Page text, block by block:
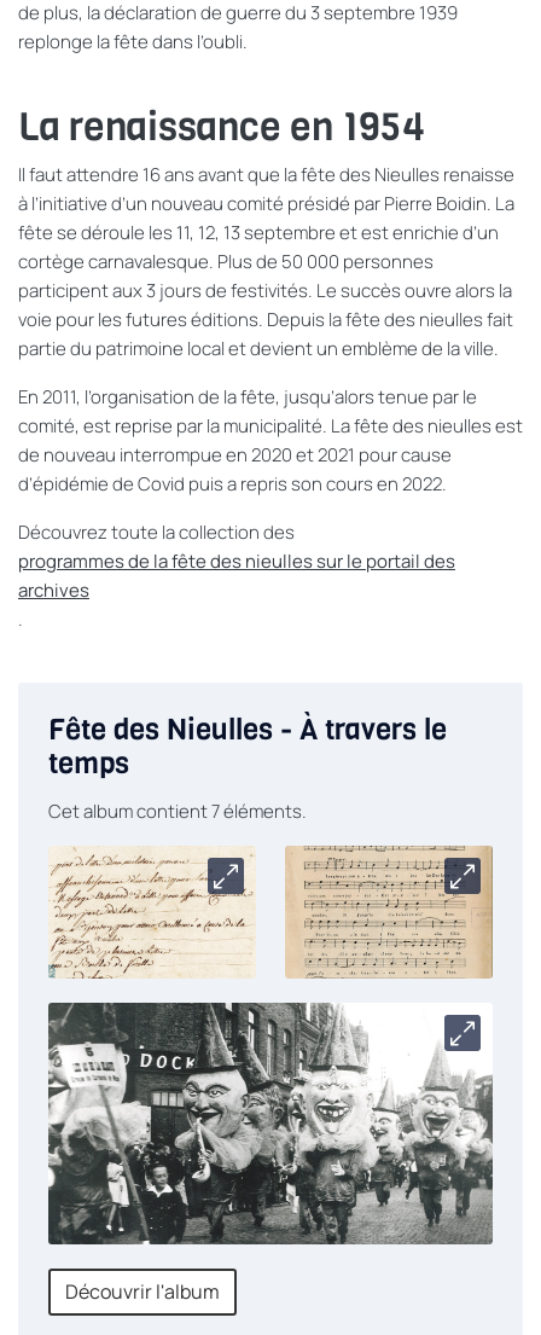
de plus, la déclaration de guerre du 3 septembre 1939
replonge la fête dans l’oubli.
La renaissance en 1954
Il faut attendre 16 ans avant que la fête des Nieulles renaisse
à l’initiative d’un nouveau comité présidé par Pierre Boidin. La
fête se déroule les 11, 12, 13 septembre et est enrichie d’un
cortège carnavalesque. Plus de 50 000 personnes
participent aux 3 jours de festivités. Le succès ouvre alors la
voie pour les futures éditions. Depuis la fête des nieulles fait
partie du patrimoine local et devient un emblème de la ville.
En 2011, l’organisation de la fête, jusqu’alors tenue par le
comité, est reprise par la municipalité. La fête des nieulles est
de nouveau interrompue en 2020 et 2021 pour cause
d’épidémie de Covid puis a repris son cours en 2022.
Découvrez toute la collection des
programmes de la fête des nieulles sur le portail des
archives
.
Fête des Nieulles - À travers le
temps
Cet album contient 7 éléments.
Carrousel
Découvrir l'album